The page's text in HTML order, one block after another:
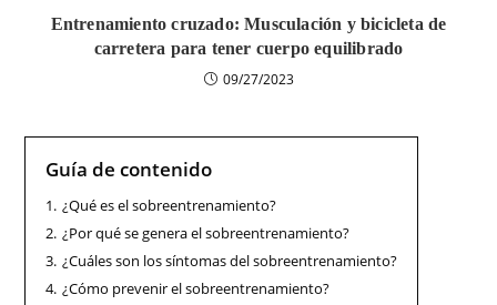
Entrenamiento cruzado: Musculación y bicicleta de
carretera para tener cuerpo equilibrado
09/27/2023
Guía de contenido
1. ¿Qué es el sobreentrenamiento?
2. ¿Por qué se genera el sobreentrenamiento?
3. ¿Cuáles son los síntomas del sobreentrenamiento?
4. ¿Cómo prevenir el sobreentrenamiento?